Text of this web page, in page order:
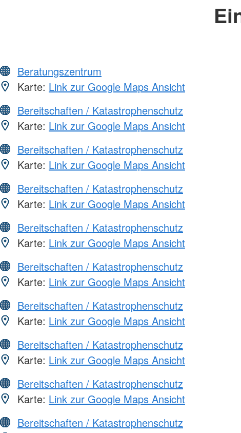
Beratungszentrum
Karte: Link zur Google Maps Ansicht
Bereitschaften / Katastrophenschutz
Karte: Link zur Google Maps Ansicht
Bereitschaften / Katastrophenschutz
Karte: Link zur Google Maps Ansicht
Bereitschaften / Katastrophenschutz
Karte: Link zur Google Maps Ansicht
Bereitschaften / Katastrophenschutz
Karte: Link zur Google Maps Ansicht
Bereitschaften / Katastrophenschutz
Karte: Link zur Google Maps Ansicht
Bereitschaften / Katastrophenschutz
Karte: Link zur Google Maps Ansicht
Bereitschaften / Katastrophenschutz
Karte: Link zur Google Maps Ansicht
Bereitschaften / Katastrophenschutz
Karte: Link zur Google Maps Ansicht
Bereitschaften / Katastrophenschutz